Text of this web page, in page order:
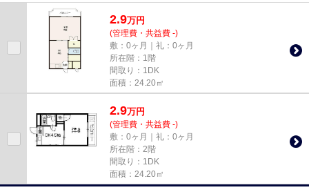
て情報を提供できるマンショ...
2.9万円
(管理費・共益費 -)
敷：0ヶ月｜礼：0ヶ月
所在階：1階
間取り：1DK
面積：24.20㎡
2.9万円
(管理費・共益費 -)
敷：0ヶ月｜礼：0ヶ月
所在階：2階
間取り：1DK
面積：24.20㎡